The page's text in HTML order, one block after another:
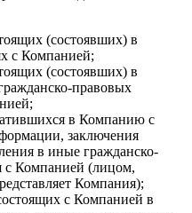
(состоявших) в
с Компанией;
(состоявших) в
правовых
в Компанию с
заключения
в иные гражданско-
с Компанией (лицом,
Компания);
с Компанией в